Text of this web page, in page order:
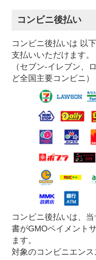
コンビニ後払い
コンビニ後払いは 以
支払いいただけます。
（セブン-イレブン、
ど全国主要コンビニ）
コンビニ後払いは、
書がGMOペイメント
ます。
対象のコンビニエン